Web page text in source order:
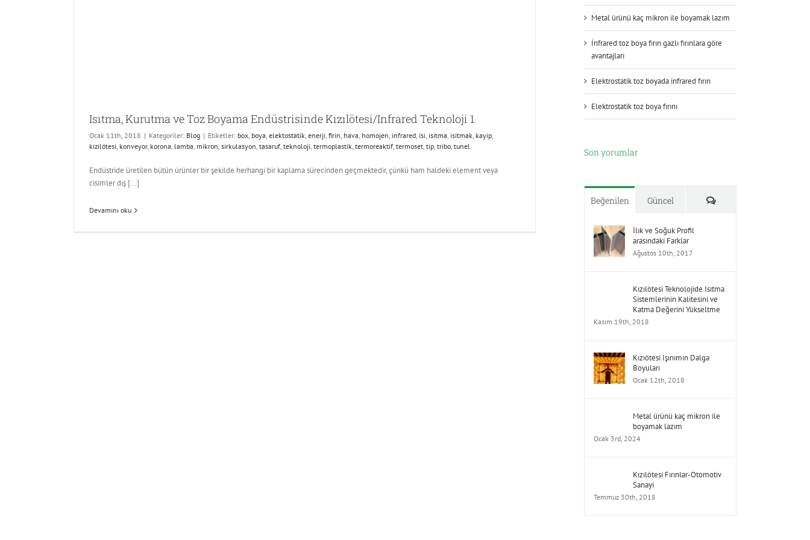
Isıtma, Kurutma ve Toz Boyama Endüstrisinde Kızılötesi/Infrared Teknoloji 1
Ocak 11th, 2018 | Kategoriler: Blog | Etiketler: box, boya, elektostatik, enerji, firin, hava, homojen, infrared, isi, isitma, isitmak, kayip,
kizilötesi, konveyor, korona, lamba, mikron, sirkulasyon, tasaruf, teknoloji, termoplastik, termoreaktif, termoset, tip, tribo, tunel
Endüstride üretilen bütün ürünler bir şekilde herhangi bir kaplama sürecinden geçmektedir, çünkü ham haldeki element veya
cisimler dış [...]
Devamını oku
Metal ürünü kaç mikron ile boyamak lazım
İnfrared toz boya fırın gazlı fırınlara göre
avantajları
Elektrostatik toz boyada infrared fırın
Elektrostatik toz boya fırını
Son yorumlar
Beğenilen Güncel Yorumlar
İlık ve Soğuk Profil
arasındaki Farklar
Ağustos 10th, 2017
Kızılötesi Teknolojide Isıtma
Sistemlerinin Kalitesini ve
Katma Değerini Yükseltme
Kasım 19th, 2018
Kızıötesi Işınımın Dalga
Boyuları
Ocak 12th, 2018
Metal ürünü kaç mikron ile
boyamak lazım
Ocak 3rd, 2024
Kızılötesi Fırınlar-Otomotiv
Sanayi
Temmuz 30th, 2018